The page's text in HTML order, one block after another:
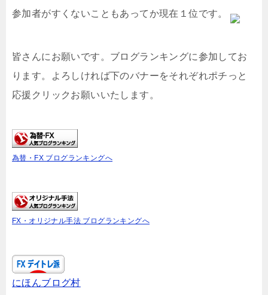
参加者がすくないこともあってか現在１位です。
皆さんにお願いです。ブログランキングに参加してお
ります。よろしければ下のバナーをそれぞれポチっと
応援クリックお願いいたします。
為替・FX ブログランキングへ
FX・オリジナル手法 ブログランキングへ
にほんブログ村